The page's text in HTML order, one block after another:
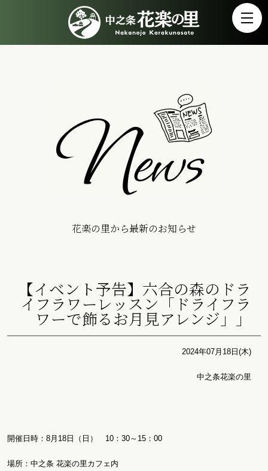
花楽の里から最新のお知らせ
【イベント予告】六合の森のドラ
イフラワーレッスン「ドライフラ
ワーで飾るお月見アレンジ」」
2024年07月18日(木)
中之条花楽の里
開催日時：8月18日（日） 10：30～15：00
場所：中之条 花楽の里カフェ内